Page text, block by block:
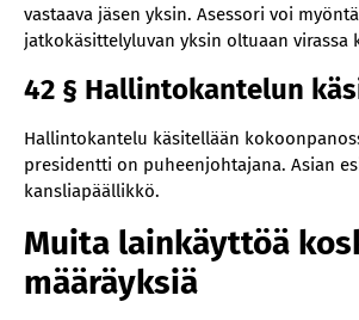
vastaava jäsen yksin. Asessori voi
jatkokäsittelyluvan yksin oltuaan virassa
42 § Hallintokantelun
Hallintokantelu käsitellään
presidentti on puheenjohtajana. Asian
kansliapäällikkö.
Muita lainkäyttöä
määräyksiä